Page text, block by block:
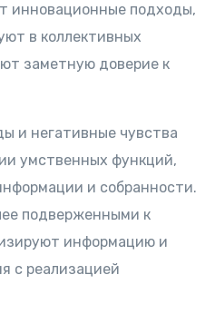
инновационные подходы,
в коллективных
заметную доверие к
и негативные чувства
умственных функций,
и собранности.
подверженными к
информацию и
с реализацией